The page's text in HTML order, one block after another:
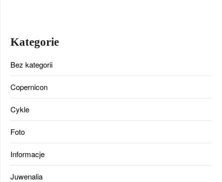
Kategorie
Bez kategorii
Copernicon
Cykle
Foto
Informacje
Juwenalia